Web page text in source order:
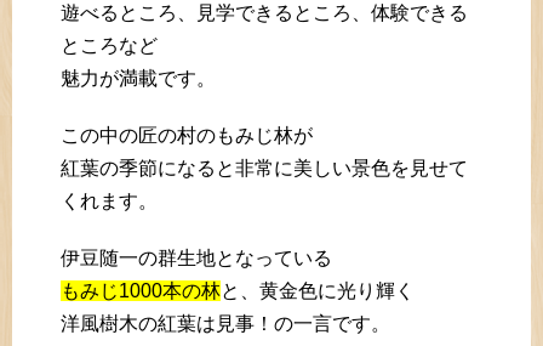
遊べるところ、見学できるところ、体験できる
ところなど
魅力が満載です。
この中の匠の村のもみじ林が
紅葉の季節になると非常に美しい景色を見せて
くれます。
伊豆随一の群生地となっている
もみじ1000本の林と、黄金色に光り輝く
洋風樹木の紅葉は見事！の一言です。